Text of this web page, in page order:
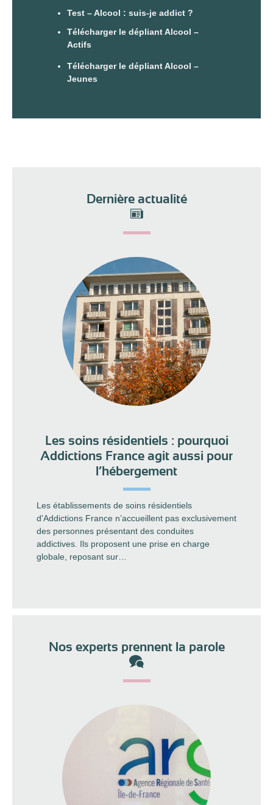
Test – Alcool : suis-je addict ?
Télécharger le dépliant Alcool –
Actifs
Télécharger le dépliant Alcool –
Jeunes
Dernière actualité
Les soins résidentiels : pourquoi
Addictions France agit aussi pour
l’hébergement
Les établissements de soins résidentiels
d'Addictions France n’accueillent pas exclusivement
des personnes présentant des conduites
addictives. Ils proposent une prise en charge
globale, reposant sur…
Nos experts prennent la parole